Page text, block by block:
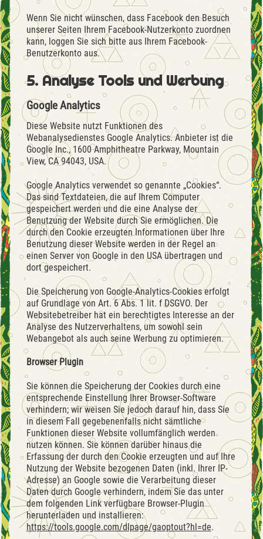
Wenn Sie nicht wünschen, dass Facebook den Besuch
unserer Seiten Ihrem Facebook-Nutzerkonto zuordnen
kann, loggen Sie sich bitte aus Ihrem Facebook-
Benutzerkonto aus.
5. Analyse Tools und Werbung
Google Analytics
Diese Website nutzt Funktionen des
Webanalysedienstes Google Analytics. Anbieter ist die
Google Inc., 1600 Amphitheatre Parkway, Mountain
View, CA 94043, USA.
Google Analytics verwendet so genannte „Cookies“.
Das sind Textdateien, die auf Ihrem Computer
gespeichert werden und die eine Analyse der
Benutzung der Website durch Sie ermöglichen. Die
durch den Cookie erzeugten Informationen über Ihre
Benutzung dieser Website werden in der Regel an
einen Server von Google in den USA übertragen und
dort gespeichert.
Die Speicherung von Google-Analytics-Cookies erfolgt
auf Grundlage von Art. 6 Abs. 1 lit. f DSGVO. Der
Websitebetreiber hat ein berechtigtes Interesse an der
Analyse des Nutzerverhaltens, um sowohl sein
Webangebot als auch seine Werbung zu optimieren.
Browser Plugin
Sie können die Speicherung der Cookies durch eine
entsprechende Einstellung Ihrer Browser-Software
verhindern; wir weisen Sie jedoch darauf hin, dass Sie
in diesem Fall gegebenenfalls nicht sämtliche
Funktionen dieser Website vollumfänglich werden
nutzen können. Sie können darüber hinaus die
Erfassung der durch den Cookie erzeugten und auf Ihre
Nutzung der Website bezogenen Daten (inkl. Ihrer IP-
Adresse) an Google sowie die Verarbeitung dieser
Daten durch Google verhindern, indem Sie das unter
dem folgenden Link verfügbare Browser-Plugin
herunterladen und installieren:
https://tools.google.com/dlpage/gaoptout?hl=de.